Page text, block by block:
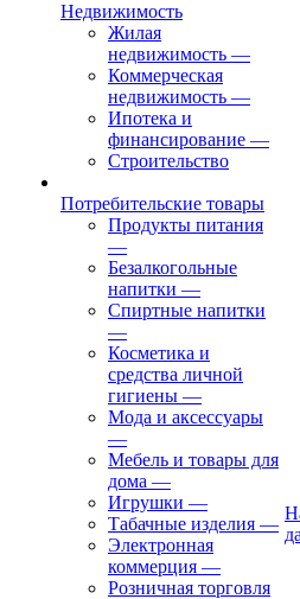
Недвижимость
Жилая
недвижимость —
Коммерческая
недвижимость —
Ипотека и
финансирование —
Строительство
Потребительские товары
Продукты питания
—
Безалкогольные
напитки —
Спиртные напитки
—
Косметика и
средства личной
гигиены —
Мода и аксессуары
—
Мебель и товары для
дома —
Игрушки —
Табачные изделия —
Электронная
коммерция —
Розничная торговля